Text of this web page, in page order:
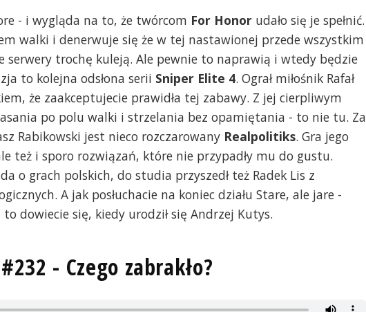
- i wygląda na to, że twórcom For Honor udało się je spełnić.
walki i denerwuje się że w tej nastawionej przede wszystkim
serwery trochę kuleją. Ale pewnie to naprawią i wtedy będzie
to kolejna odsłona serii Sniper Elite 4. Ograł miłośnik Rafał
że zaakceptujecie prawidła tej zabawy. Z jej cierpliwym
po polu walki i strzelania bez opamiętania - to nie tu. Za
Rabikowski jest nieco rozczarowany Realpolitiks. Gra jego
też i sporo rozwiązań, które nie przypadły mu do gustu.
o grach polskich, do studia przyszedł też Radek Lis z
A jak posłuchacie na koniec działu Stare, ale jare -
to dowiecie się, kiedy urodził się Andrzej Kutys.
- Czego zabrakło?